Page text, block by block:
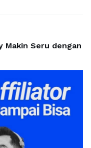
Makin Seru dengan